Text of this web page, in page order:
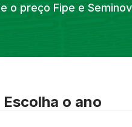
o preço Fipe e
Escolha o ano